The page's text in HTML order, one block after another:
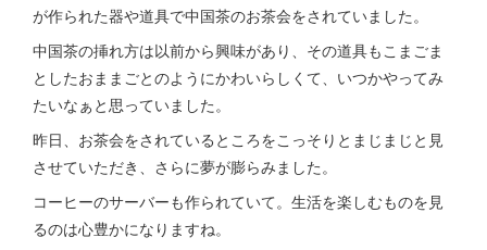
が作られた器や道具で中国茶のお茶会をされていました。
中国茶の挿れ方は以前から興味があり、その道具もこまごま
としたおままごとのようにかわいらしくて、いつかやってみ
たいなぁと思っていました。
昨日、お茶会をされているところをこっそりとまじまじと見
させていただき、さらに夢が膨らみました。
コーヒーのサーバーも作られていて。生活を楽しむものを見
るのは心豊かになりますね。